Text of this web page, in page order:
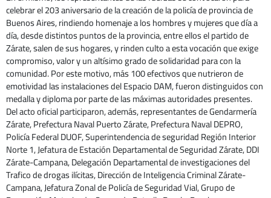
celebrar el 203 aniversario de la creación de la policía de provincia de
Buenos Aires, rindiendo homenaje a los hombres y mujeres que día a
día, desde distintos puntos de la provincia, entre ellos el partido de
Zárate, salen de sus hogares, y rinden culto a esta vocación que exige
compromiso, valor y un altísimo grado de solidaridad para con la
comunidad. Por este motivo, más 100 efectivos que nutrieron de
emotividad las instalaciones del Espacio DAM, fueron distinguidos con
medalla y diploma por parte de las máximas autoridades presentes.
Del acto oficial participaron, además, representantes de Gendarmería
Zárate, Prefectura Naval Puerto Zárate, Prefectura Naval DEPRO,
Policía Federal DUOF, Superintendencia de seguridad Región Interior
Norte 1, Jefatura de Estación Departamental de Seguridad Zárate, DDI
Zárate-Campana, Delegación Departamental de investigaciones del
Trafico de drogas ilícitas, Dirección de Inteligencia Criminal Zárate-
Campana, Jefatura Zonal de Policía de Seguridad Vial, Grupo de